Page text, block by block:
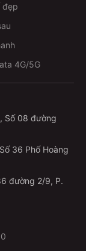
đẹp
4G/5G
Số 08 đường
36 Phố Hoàng
đường 2/9, P.